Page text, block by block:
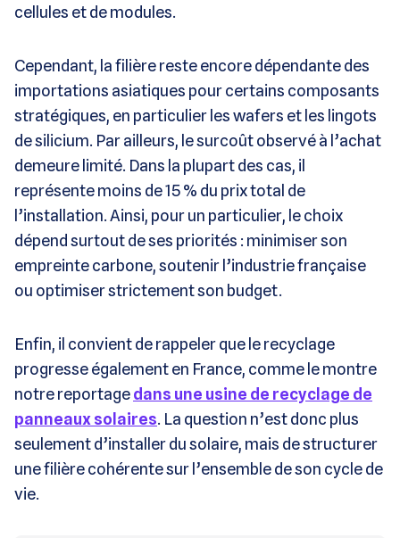
cellules et de modules.
Cependant, la filière reste encore dépendante des
importations asiatiques pour certains composants
stratégiques, en particulier les wafers et les lingots
de silicium. Par ailleurs, le surcoût observé à l’achat
demeure limité. Dans la plupart des cas, il
représente moins de 15 % du prix total de
l’installation. Ainsi, pour un particulier, le choix
dépend surtout de ses priorités : minimiser son
empreinte carbone, soutenir l’industrie française
ou optimiser strictement son budget.
Enfin, il convient de rappeler que le recyclage
progresse également en France, comme le montre
notre reportagedans une usine de recyclage de
panneaux solaires. La question n’est donc plus
seulement d’installer du solaire, mais de structurer
une filière cohérente sur l’ensemble de son cycle de
vie.